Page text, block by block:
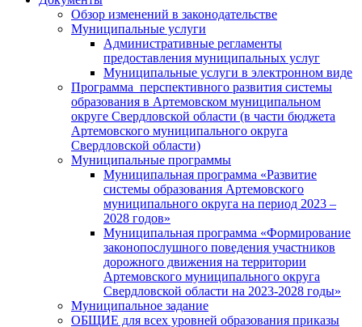
Обзор изменений в законодательстве
Муниципальные услуги
Административные регламенты
предоставления муниципальных услуг
Муниципальные услуги в электронном виде
Программа перспективного развития системы
образования в Артемовском муниципальном
округе Свердловской области (в части бюджета
Артемовского муниципального округа
Свердловской области)
Муниципальные программы
Муниципальная программа «Развитие
системы образования Артемовского
муниципального округа на период 2023 –
2028 годов»
Муниципальная программа «Формирование
законопослушного поведения участников
дорожного движения на территории
Артемовского муниципального округа
Свердловской области на 2023-2028 годы»
Муниципальное задание
ОБЩИЕ для всех уровней образования приказы